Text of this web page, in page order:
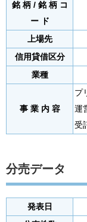
銘 柄 / 銘 柄 コ
ー ド
上場先
信用貸借区分
業種
事 業 内 容
プ
運
受
分売データ
発表日